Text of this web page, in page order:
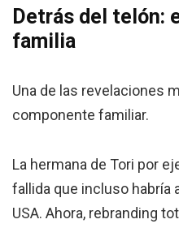
Detrás del telón:
familia
Una de las revelaciones
componente familiar.
La hermana de Tori por
fallida que incluso habría
USA. Ahora, rebranding